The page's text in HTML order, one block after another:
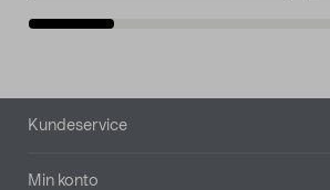
Bunntekst
Kundeservice
Min konto